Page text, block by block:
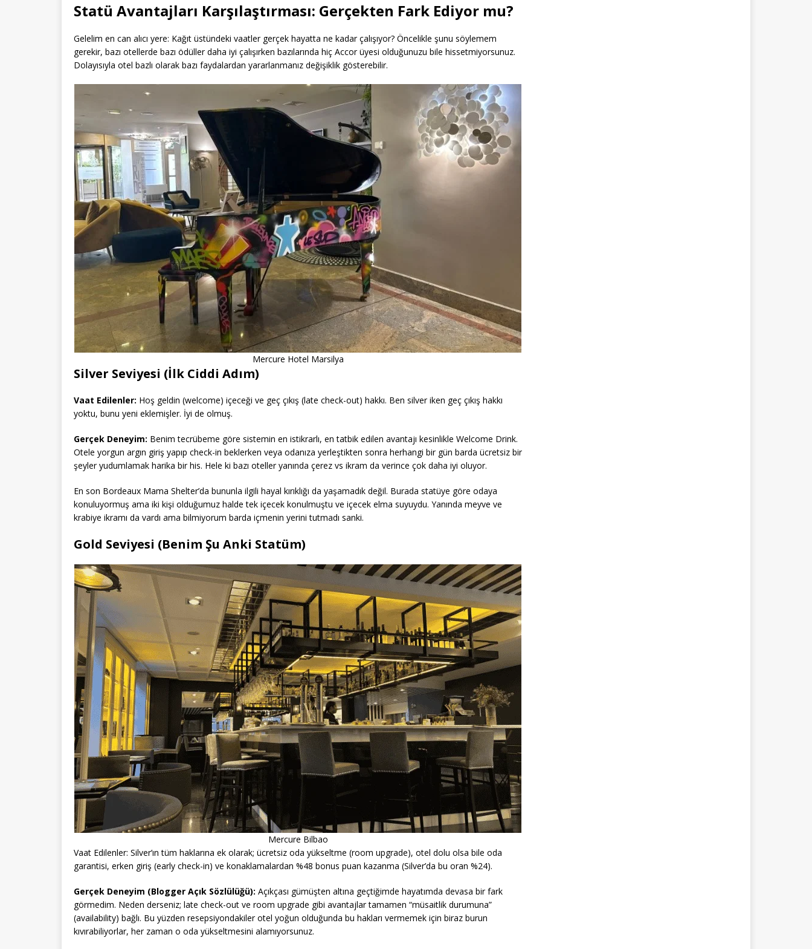
Statü Avantajları Karşılaştırması: Gerçekten Fark Ediyor mu?
Gelelim en can alıcı yere: Kağıt üstündeki vaatler gerçek hayatta ne kadar çalışıyor? Öncelikle şunu söylemem
gerekir, bazı otellerde bazı ödüller daha iyi çalışırken bazılarında hiç Accor üyesi olduğunuzu bile hissetmiyorsunuz.
Dolayısıyla otel bazlı olarak bazı faydalardan yararlanmanız değişiklik gösterebilir.
Mercure Hotel Marsilya
Silver Seviyesi (İlk Ciddi Adım)
Vaat Edilenler: Hoş geldin (welcome) içeceği ve geç çıkış (late check-out) hakkı. Ben silver iken geç çıkış hakkı
yoktu, bunu yeni eklemişler. İyi de olmuş.
Gerçek Deneyim: Benim tecrübeme göre sistemin en istikrarlı, en tatbik edilen avantajı kesinlikle Welcome Drink.
Otele yorgun argın giriş yapıp check-in beklerken veya odanıza yerleştikten sonra herhangi bir gün barda ücretsiz bir
şeyler yudumlamak harika bir his. Hele ki bazı oteller yanında çerez vs ikram da verince çok daha iyi oluyor.
En son Bordeaux Mama Shelter’da bununla ilgili hayal kırıklığı da yaşamadık değil. Burada statüye göre odaya
konuluyormuş ama iki kişi olduğumuz halde tek içecek konulmuştu ve içecek elma suyuydu. Yanında meyve ve
krabiye ikramı da vardı ama bilmiyorum barda içmenin yerini tutmadı sanki.
Gold Seviyesi (Benim Şu Anki Statüm)
Mercure Bilbao
Vaat Edilenler: Silver’ın tüm haklarına ek olarak; ücretsiz oda yükseltme (room upgrade), otel dolu olsa bile oda
garantisi, erken giriş (early check-in) ve konaklamalardan %48 bonus puan kazanma (Silver’da bu oran %24).
Gerçek Deneyim (Blogger Açık Sözlülüğü): Açıkçası gümüşten altına geçtiğimde hayatımda devasa bir fark
görmedim. Neden derseniz; late check-out ve room upgrade gibi avantajlar tamamen “müsaitlik durumuna”
(availability) bağlı. Bu yüzden resepsiyondakiler otel yoğun olduğunda bu hakları vermemek için biraz burun
kıvırabiliyorlar, her zaman o oda yükseltmesini alamıyorsunuz.